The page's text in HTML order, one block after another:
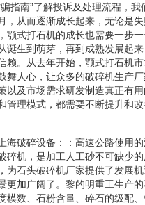
指南”了解投诉及处理流程，我
从而逐渐成长起来，无论是
式打石机的成长也需要一步
生到萌芽，再到成熟发展起
。从去年开始，颚式打石机
人心，让众多的破碎机生产
及市场需求研发制造真正有
理模式，都需要不断提升和改
破碎设备：：高速公路使用
机，是加工人工砂不可缺少
石头破碎机厂家提供了发展
加广阔了。黎的明重工生产
数、石粉含量、碎石的级配